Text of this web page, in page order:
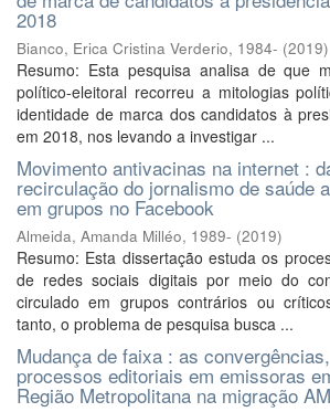
2018
Bianco, Erica Cristina Verderio, 1984- (2019)
Resumo: Esta pesquisa analisa de que
político-eleitoral recorreu a mitologias
identidade de marca dos candidatos à
em 2018, nos levando a investigar ...
Movimento antivacinas na internet :
recirculação do jornalismo de saúde
em grupos no Facebook
Almeida, Amanda Milléo, 1989- (2019)
Resumo: Esta dissertação estuda os
de redes sociais digitais por meio do
circulado em grupos contrários ou
tanto, o problema de pesquisa busca ...
Mudança de faixa : as
processos editoriais em emissoras
Região Metropolitana na migração